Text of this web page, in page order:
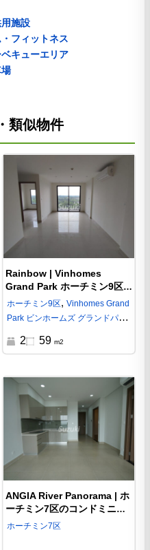
施設
フィットネス
キューエリア
類似物件
Rainbow | Vinhomes
Grand Park ホーチミン9区
のマンション（中古売買）
ホーチミン9区, Vinhomes Grand
Park ビンホームズ グランドパー
2 59 m2
ANGIA River Panorama | ホ
ーチミン7区のコンドミニア
ム（外国人購入・売却・転
ホーチミン7区